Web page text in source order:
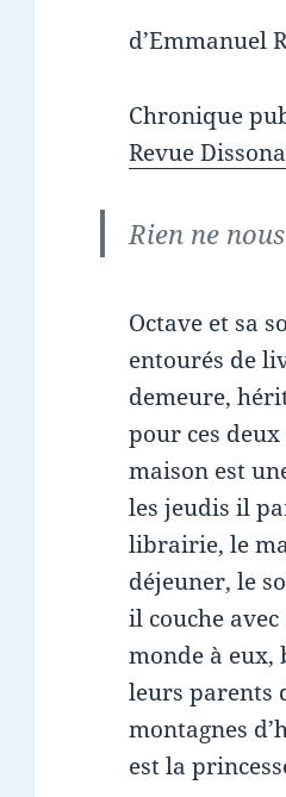
d’Emmanuel
Chronique
Revue
Rien ne
Octave et sa
entourés de
demeure,
pour ces
maison est
les jeudis il
librairie, le
déjeuner, le
il couche
monde à eux,
leurs parents
montagnes
est la